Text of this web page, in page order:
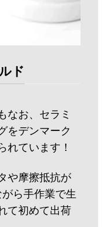
ド
なお、セラミ
をデンマーク
れています！
や摩擦抵抗が
ら手作業で生
て初めて出荷